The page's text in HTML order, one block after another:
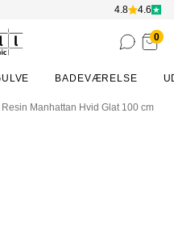
4.8 4.6
0
BADEVÆRELSE
Manhattan Hvid Glat 100 cm